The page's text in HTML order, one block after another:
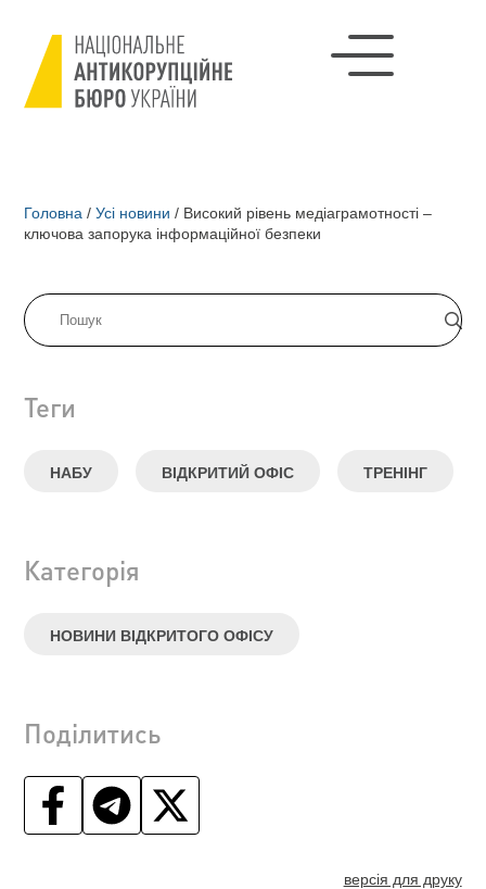
Головна / Усі новини / Високий рівень медіаграмотності –
ключова запорука інформаційної безпеки
Теги
НАБУ ВІДКРИТИЙ ОФІС ТРЕНІНГ
Категорія
НОВИНИ ВІДКРИТОГО ОФІСУ
Поділитись
версія для друку